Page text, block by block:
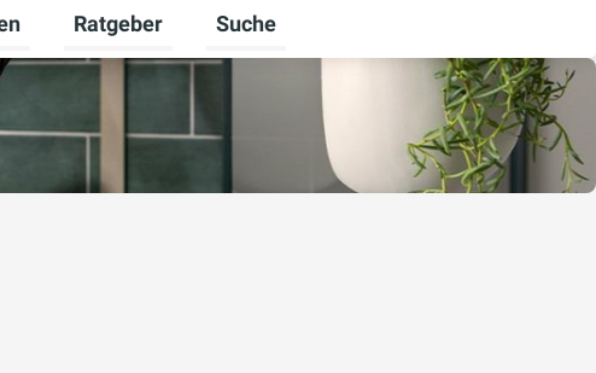
umschalten
Karriere umschalten
Untermenü für Unternehmen umschalten
Ratgeber
Untermenü für Ratgeber umschalten
Suche